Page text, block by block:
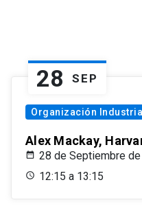
28 SEP
Organización Industrial
Alex Mackay,
28 de Septiembre
12:15 a 13:15